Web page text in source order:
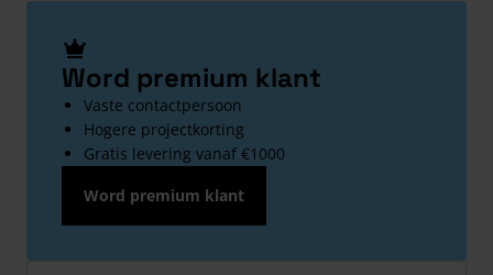
Word premium klant
Vaste contactpersoon
Hogere projectkorting
Gratis levering vanaf €1000
Word premium klant